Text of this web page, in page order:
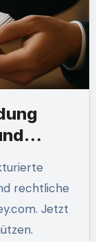
rechtliche
Jetzt